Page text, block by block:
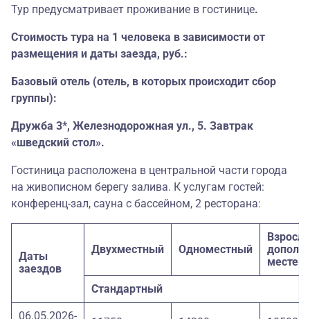
Тур предусматривает проживание в гостинице.
Стоимость тура на 1 человека в зависимости от
размещения и даты заезда, руб.:
Базовый отель (отель, в которых происходит сбор
группы):
Дружба 3*, Железнодорожная ул., 5. Завтрак
«шведский стол».
Гостиница расположена в центральной части города
на живописном берегу залива. К услугам гостей:
конференц-зал, сауна с бассейном, 2 ресторана:
Даты
заездов
Двухместный Одноместный
месте
Стандартный
06.05.2026-